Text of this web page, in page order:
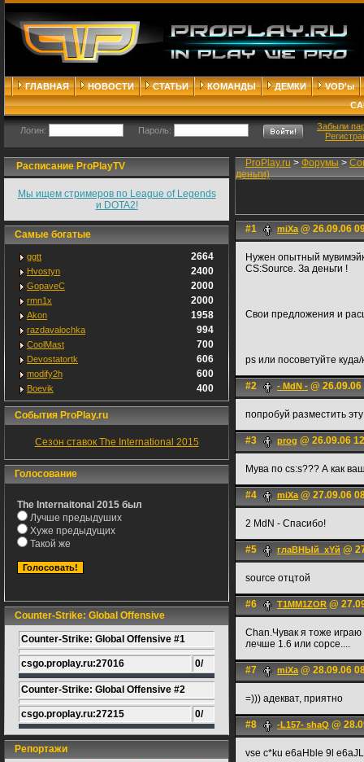
ГЛАВНАЯ НОВОСТИ СТАТЬИ КОМАНДЫ ДЕМКИ
VOD'ы
Логин: Пароль:
Забыли
Расписание ProPlayTV
Мы ищем стримеров по League of Legends
и DOTA2!
Самые богатые
ggtt 2664
Hvostyn 2400
GopaveC 2000
rmn1x 2000
Akon 1958
razdavalochka 994
CoolMast 700
Devostatortk 606
modify2h 600
Boevik 400
События ProPlay.ru
Сезон ставок The International 2015
Голосование
The Internaitonal 2015 был
Лучше предыдуших
Хуже предыдущих
Такой же
Counter-Strike: Global Offensive
Counter-Strike: Global Offensive #1
csgo.proplay.ru:27016 0/
Counter-Strike: Global Offensive #2
csgo.proplay.ru:27215 0/
Репортажи
ProPlay.ru > Форумы >
деньги)
#1 miXa@ 26.09.06
Нужен опытный
CS:Source. За деньги !
Свои предложения и
ps или посоветуйте
#2 - MdN - @
попробуй разместить
#3 prog @ 26.09.06
Мува по cs:s??? А как
#4 miXa@ 27.09.06
2 MdN - Спасибо!
#5 глаВНЫй_хYй @
source отцтой
#6 T1MM1ZOR @
Chan.Чувак я тоже
лечше 1.6 или сорсе....
#7 miXa@ 28.09.06
=))) адекват, приятно
#8 -L157- shaQ @
vse c*ku e6aHble 9l e6aJL